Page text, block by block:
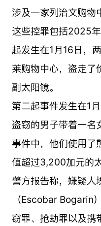
涉及一家列治文购物
这些控罪包括2025
起发生在1月16日，
莱购物中心，盗走
副太阳镜。
第二起事件发生在1
盗窃的男子带着一名
事件中，他们使用了
值超过3,200加元的太
警方报告称，嫌疑人
（Escobar Bogarin
窃罪、抢劫罪以及携